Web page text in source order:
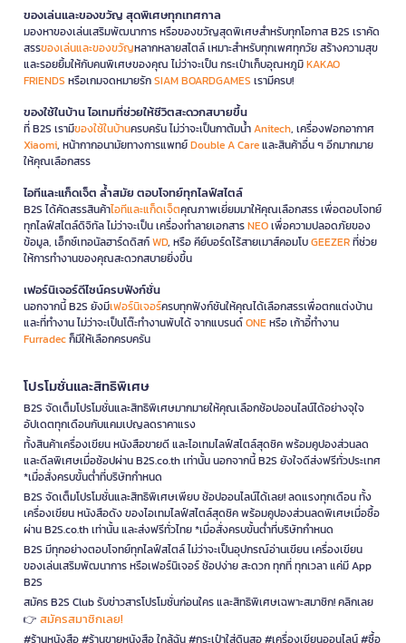
ของเล่นและของขวัญ สุดพิเศษทุกเทศกาล
มองหาของเล่นเสริมพัฒนาการ หรือของขวัญสุดพิเศษสำหรับทุกโอกาส B2S เราคัด
สรรของเล่นและของขวัญหลากหลายสไตล์ เหมาะสำหรับทุกเพศทุกวัย สร้างความสุข
และรอยยิ้มให้กับคนพิเศษของคุณ ไม่ว่าจะเป็น กระเป๋าเก็บอุณหภูมิKAKAO
FRIENDS หรือเกมจดหมายรักSIAM BOARDGAMES เรามีครบ!
ของใช้ในบ้าน ไอเทมที่ช่วยให้ชีวิตสะดวกสบายขึ้น
ที่ B2S เรามีของใช้ในบ้านครบครัน ไม่ว่าจะเป็นกาต้มน้ำAnitech, เครื่องฟอกอากาศ
Xiaomi, หน้ากากอนามัยทางการแพทย์Double A Careและสินค้าอื่น ๆ อีกมากมาย
ให้คุณเลือกสรร
ไอทีและแก็ดเจ็ต ล้ำสมัย ตอบโจทย์ทุกไลฟ์สไตล์
B2S ได้คัดสรรสินค้าไอทีและแก็ดเจ็ตคุณภาพเยี่ยมมาให้คุณเลือกสรร เพื่อตอบโจทย์
ทุกไลฟ์สไตล์ดิจิทัล ไม่ว่าจะเป็น เครื่องทำลายเอกสารNEOเพื่อความปลอดภัยของ
ข้อมูล, เอ็กซ์เทอนัลฮาร์ดดิสก์WD, หรือ คีย์บอร์ดไร้สายเมาส์คอมโบGEEZERที่ช่วย
ให้การทำงานของคุณสะดวกสบายยิ่งขึ้น
เฟอร์นิเจอร์ดีไซน์ครบฟังก์ชั่น
นอกจากนี้ B2S ยังมีเฟอร์นิเจอร์ครบทุกฟังก์ชันให้คุณได้เลือกสรรเพื่อตกแต่งบ้าน
และที่ทำงาน ไม่ว่าจะเป็นโต๊ะทำงานพับได้ จากแบรนด์ONEหรือ เก้าอี้ทำงาน
Furradecก็มีให้เลือกครบครัน
โปรโมชั่นและสิทธิพิเศษ
B2S จัดเต็มโปรโมชั่นและสิทธิพิเศษมากมายให้คุณเลือกช้อปออนไลน์ได้อย่างจุใจ
อัปเดตทุกเดือนกับแคมเปญลดราคาแรง
ทั้งสินค้าเครื่องเขียน หนังสือขายดี และไอเทมไลฟ์สไตล์สุดชิค พร้อมคูปองส่วนลด
และดีลพิเศษเมื่อช้อปผ่าน B2S.co.th เท่านั้น นอกจากนี้ B2S ยังใจดีส่งฟรีทั่วประเทศ
*เมื่อสั่งครบขั้นต่ำที่บริษัทกำหนด
B2S จัดเต็มโปรโมชั่นและสิทธิพิเศษเพียบ ช้อปออนไลน์ได้เลย! ลดแรงทุกเดือน ทั้ง
เครื่องเขียน หนังสือดัง ของไอเทมไลฟ์สไตล์สุดชิค พร้อมคูปองส่วนลดพิเศษเมื่อซื้อ
ผ่าน B2S.co.th เท่านั้น และส่งฟรีทั่วไทย *เมื่อสั่งครบขั้นต่ำที่บริษัทกำหนด
B2S มีทุกอย่างตอบโจทย์ทุกไลฟ์สไตล์ ไม่ว่าจะเป็นอุปกรณ์อ่านเขียน เครื่องเขียน
ของเล่นเสริมพัฒนาการ หรือเฟอร์นิเจอร์ ช้อปง่าย สะดวก ทุกที่ ทุกเวลา แค่มี App
B2S
สมัคร B2S Club รับข่าวสารโปรโมชั่นก่อนใคร และสิทธิพิเศษเฉพาะสมาชิก! คลิกเลย
👉 สมัครสมาชิกเลย!
#ร้านหนังสือ #ร้านขายหนังสือ ใกล้ฉัน #กระเป๋าใส่ดินสอ #เครื่องเขียนออนไลน์ #ซื้อ